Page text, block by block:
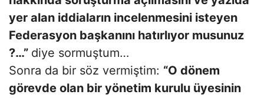
yer alan iddiaların incelenmesini isteyen
Federasyon başkanını hatırlıyor musunuz
?…” diye sormuştum…
Sonra da bir söz vermiştim: “O dönem
görevde olan bir yönetim kurulu üyesinin